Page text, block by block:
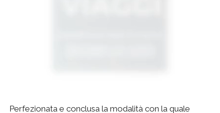
Perfezionata e conclusa la modalità con la quale